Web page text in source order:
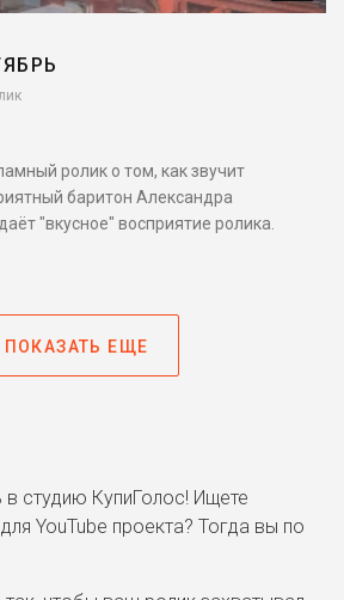
ролик о том, как звучит
баритон Александра
"вкусное" восприятие ролика.
ПОКАЗАТЬ ЕЩЕ
студию КупиГолос! Ищете
YouTube проекта? Тогда вы по